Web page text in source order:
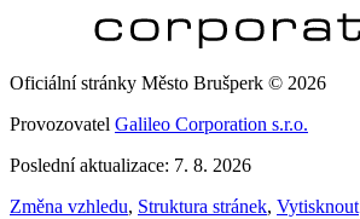
Oficiální stránky Město Brušperk © 2026
Provozovatel Galileo Corporation s.r.o.
Poslední aktualizace: 7. 8. 2026
Změna vzhledu, Struktura stránek, Vytisknout